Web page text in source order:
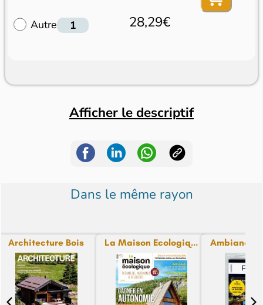
Autre 28,29€
Afficher le descriptif
Dans le même rayon
Architecture Bois La Maison Ecologiq... Ambiance